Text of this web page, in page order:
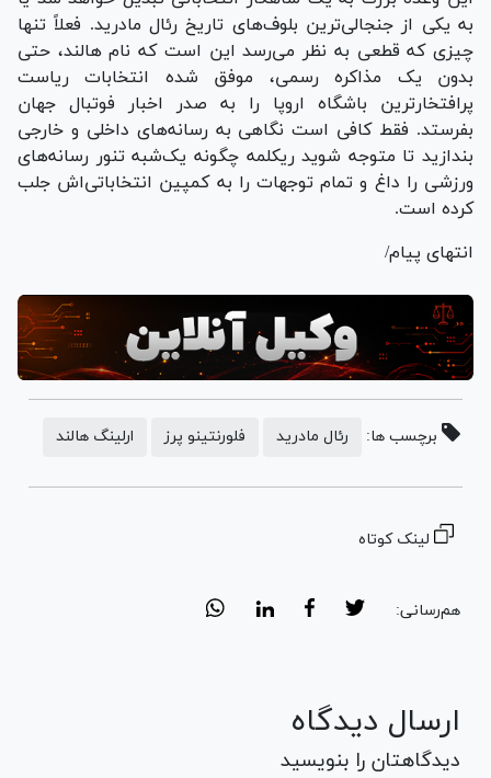
به یکی از جنجالی‌ترین بلوف‌های تاریخ رئال مادرید. فعلاً تنها
چیزی که قطعی به نظر می‌رسد این است که نام هالند، حتی
بدون یک مذاکره رسمی، موفق شده انتخابات ریاست
پرافتخارترین باشگاه اروپا را به صدر اخبار فوتبال جهان
بفرستد. فقط کافی است نگاهی به رسانه‌های داخلی و خارجی
بندازید تا متوجه شوید ریکلمه چگونه یک‌شبه تنور رسانه‌های
ورزشی را داغ و تمام توجهات را به کمپین انتخاباتی‌اش جلب
کرده است.
انتهای پیام/
برچسب ها: رئال مادرید فلورنتینو پرز ارلینگ هالند
لینک کوتاه
هم‌رسانی:
ارسال دیدگاه
دیدگاهتان را بنویسید